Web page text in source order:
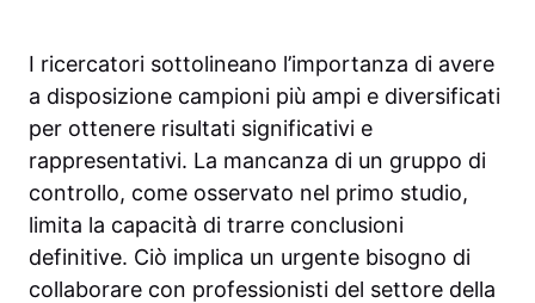
I ricercatori sottolineano l’importanza di avere
a disposizione campioni più ampi e diversificati
per ottenere risultati significativi e
rappresentativi. La mancanza di un gruppo di
controllo, come osservato nel primo studio,
limita la capacità di trarre conclusioni
definitive. Ciò implica un urgente bisogno di
collaborare con professionisti del settore della